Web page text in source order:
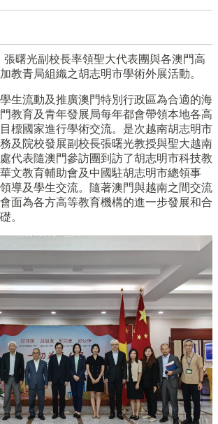
曙光副校長率領聖大代表團與各澳門高
教青局組織之胡志明市學術外展活動。
生流動及推廣澳門特別行政區為合適的海
教育及青年發展局每年都會帶領本地各高
標國家進行學術交流。是次越南胡志明市
及院校發展副校長張曙光教授與聖大越南
代表隨澳門參訪團到訪了胡志明市科技教
文教育輔助會及中國駐胡志明市總領事
導及學生交流。隨著澳門與越南之間交流
面為各方高等教育機構的進一步發展和合
。